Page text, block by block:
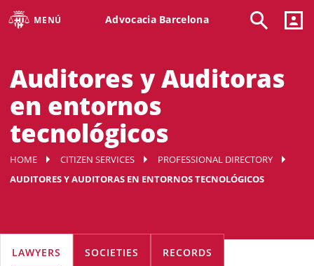
MENÚ Advocacia Barcelona
Auditores y Auditoras
en entornos
tecnológicos
HOME CITIZEN SERVICES
PROFESSIONAL DIRECTORY
AUDITORES Y AUDITORAS EN ENTORNOS TECNOLÓGICOS
LAWYERS SOCIETIES RECORDS